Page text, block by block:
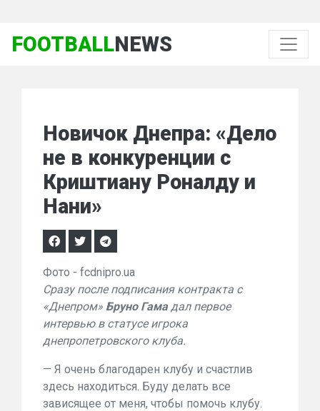
FOOTBALLNEWS
Новичок Днепра: «Дело
не в конкуренции с
Криштиану Роналду и
Нани»
Фото - fcdnipro.ua
Сразу после подписания контракта с
«Днепром» Бруно Гамадал первое
интервью в статусе игрока
днепропетровского клуба.
— Я очень благодарен клубу и счастлив
здесь находиться. Буду делать все
зависящее от меня, чтобы помочь клубу.